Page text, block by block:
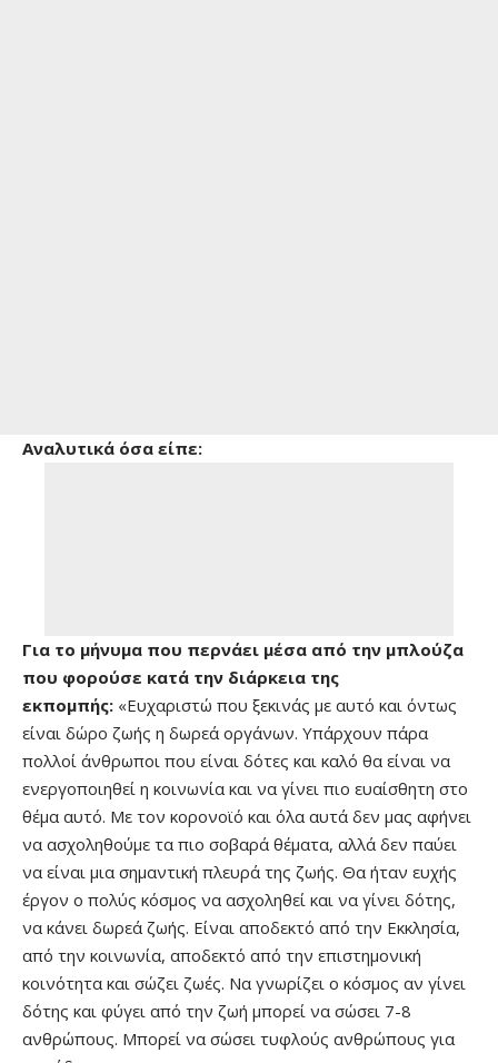
Αναλυτικά όσα είπε:
Για το μήνυμα που περνάει μέσα από την μπλούζα
που φορούσε κατά την διάρκεια της
εκπομπής: «Ευχαριστώ που ξεκινάς με αυτό και όντως
είναι δώρο ζωής η δωρεά οργάνων. Υπάρχουν πάρα
πολλοί άνθρωποι που είναι δότες και καλό θα είναι να
ενεργοποιηθεί η κοινωνία και να γίνει πιο ευαίσθητη στο
θέμα αυτό. Με τον κορονοϊό και όλα αυτά δεν μας αφήνει
να ασχοληθούμε τα πιο σοβαρά θέματα, αλλά δεν παύει
να είναι μια σημαντική πλευρά της ζωής. Θα ήταν ευχής
έργον ο πολύς κόσμος να ασχοληθεί και να γίνει δότης,
να κάνει δωρεά ζωής. Είναι αποδεκτό από την Εκκλησία,
από την κοινωνία, αποδεκτό από την επιστημονική
κοινότητα και σώζει ζωές. Να γνωρίζει ο κόσμος αν γίνει
δότης και φύγει από την ζωή μπορεί να σώσει 7-8
ανθρώπους. Μπορεί να σώσει τυφλούς ανθρώπους για